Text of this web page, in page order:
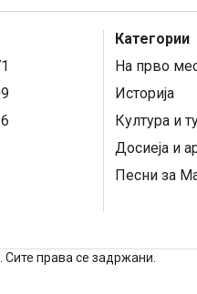
Категории
На прво
Историја
Култура и
Досиеја и
Песни за
права се задржани.